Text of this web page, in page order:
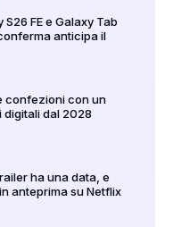
FE e Galaxy Tab
anticipa il
confezioni con un
digitali dal 2028
ha una data, e
anteprima su Netflix